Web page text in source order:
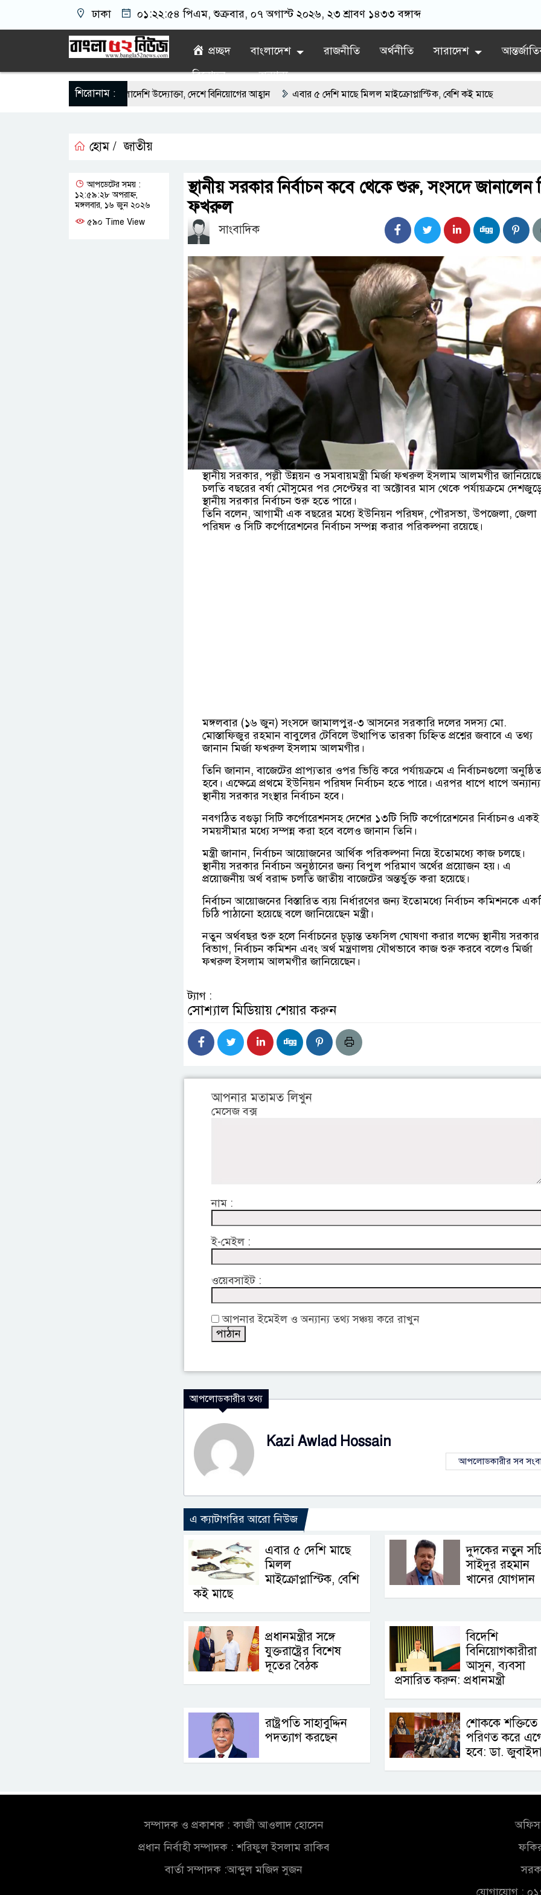
ঢাকা ০১:২২:৫৫ পিএম, শুক্রবার, ০৭ অগাস্ট ২০২৬, ২৩ শ্রাবণ ১৪৩৩ বঙ্গাব্দ
প্রচ্ছদ বাংলাদেশ রাজনীতি অর্থনীতি সারাদেশ
বিনোদন
অন্যান্য
শিরোনাম :
সফল বাংলাদেশি উদ্যোক্তা, দেশে বিনিয়োগের আহ্বান এবার ৫ দেশি মাছে মিলল মাইক্রোপ্লাস্টিক, বেশি কই মাছে
সরকার,প্রবাসীদের বিনিয়োগের এখনই উপযুক্ত সময়
জড়িয়ে পড়ছে স্থানীয় বিকাশ এজেন্ট; ক্ষুব্ধ এলাকাবাসী।। জিয়ানগরের বলেশ্বর নদীতে যৌথ অভিযানে ৩টি অবৈধ বাঁধা জাল জব্দ
হোম / জাতীয়
স্থানীয় সরকার নির্বাচন কবে থেকে শুরু, সংসদে জানালেন
ফখরুল
সাংবাদিক
স্থানীয় সরকার, পল্লী উন্নয়ন ও সমবায়মন্ত্রী মির্জা ফখরুল ইসলাম আলমগীর
চলতি বছরের বর্ষা মৌসুমের পর সেপ্টেম্বর বা অক্টোবর মাস থেকে পর্যায়ক্রমে
স্থানীয় সরকার নির্বাচন শুরু হতে পারে।
তিনি বলেন, আগামী এক বছরের মধ্যে ইউনিয়ন পরিষদ, পৌরসভা, উপজেলা, জেলা
পরিষদ ও সিটি কর্পোরেশনের নির্বাচন সম্পন্ন করার পরিকল্পনা রয়েছে।
মঙ্গলবার (১৬ জুন) সংসদে জামালপুর-৩ আসনের সরকারি দলের সদস্য মো.
মোস্তাফিজুর রহমান বাবুলের টেবিলে উত্থাপিত তারকা চিহ্নিত প্রশ্নের জবাবে এ তথ্য
জানান মির্জা ফখরুল ইসলাম আলমগীর।
তিনি জানান, বাজেটের প্রাপ্যতার ওপর ভিত্তি করে পর্যায়ক্রমে এ নির্বাচনগুলো অনুষ্ঠিত
হবে। এক্ষেত্রে প্রথমে ইউনিয়ন পরিষদ নির্বাচন হতে পারে। এরপর ধাপে ধাপে অন্যান্য
স্থানীয় সরকার সংস্থার নির্বাচন হবে।
নবগঠিত বগুড়া সিটি কর্পোরেশনসহ দেশের ১৩টি সিটি কর্পোরেশনের নির্বাচনও একই
সময়সীমার মধ্যে সম্পন্ন করা হবে বলেও জানান তিনি।
মন্ত্রী জানান, নির্বাচন আয়োজনের আর্থিক পরিকল্পনা নিয়ে ইতোমধ্যে কাজ চলছে।
স্থানীয় সরকার নির্বাচন অনুষ্ঠানের জন্য বিপুল পরিমাণ অর্থের প্রয়োজন হয়। এ
প্রয়োজনীয় অর্থ বরাদ্দ চলতি জাতীয় বাজেটের অন্তর্ভুক্ত করা হয়েছে।
নির্বাচন আয়োজনের বিস্তারিত ব্যয় নির্ধারণের জন্য ইতোমধ্যে নির্বাচন কমিশনকে
চিঠি পাঠানো হয়েছে বলে জানিয়েছেন মন্ত্রী।
নতুন অর্থবছর শুরু হলে নির্বাচনের চূড়ান্ত তফসিল ঘোষণা করার লক্ষ্যে স্থানীয় সরকার
বিভাগ, নির্বাচন কমিশন এবং অর্থ মন্ত্রণালয় যৌথভাবে কাজ শুরু করবে বলেও মির্জা
ফখরুল ইসলাম আলমগীর জানিয়েছেন।
ট্যাগ :
সোশ্যাল মিডিয়ায় শেয়ার করুন
আপনার মতামত লিখুন
মেসেজ বক্স
নাম :
ই-মেইল :
ওয়েবসাইট :
আপনার ইমেইল ও অন্যান্য তথ্য সঞ্চয় করে রাখুন
আপলোডকারীর তথ্য
Kazi Awlad Hossain
আপলোডকারীর সব
এ ক্যাটাগরির আরো নিউজ
এবার ৫ দেশি মাছে
মিলল
মাইক্রোপ্লাস্টিক, বেশি
কই মাছে
দুদকের নতুন
সাইদুর রহমান
খানের যোগদান
প্রধানমন্ত্রীর সঙ্গে
যুক্তরাষ্ট্রের বিশেষ
দূতের বৈঠক
বিদেশি
বিনিয়োগকারীরা
আসুন, ব্যবসা
প্রসারিত করুন: প্রধানমন্ত্রী
রাষ্ট্রপতি সাহাবুদ্দিন
পদত্যাগ করছেন
শোককে শক্তিতে
পরিণত করে
হবে: ডা.
আপডেটের সময় :
১২:৫৯:২৮ অপরাহ্ন,
মঙ্গলবার, ১৬ জুন ২০২৬
৫৯০ Time View
সম্পাদক ও প্রকাশক : কাজী আওলাদ হোসেন
প্রধান নির্বাহী সম্পাদক : শরিফুল ইসলাম রাকিব
বার্তা সম্পাদক :আব্দুল মজিদ সুজন
যোগাযোগ :